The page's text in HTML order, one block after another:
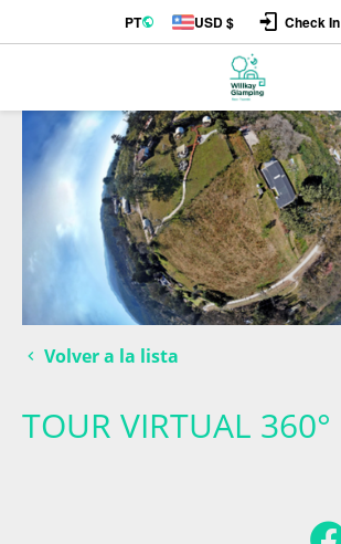
PT USD $ Check In
Volver a la lista
TOUR VIRTUAL 360°